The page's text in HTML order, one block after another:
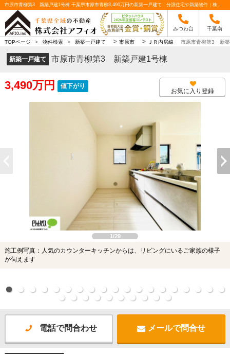
市原市青柳第3 新築戸建1号棟 千葉県市原市青柳3,490万円の新築一戸建て｜分譲住宅や新築物件｜株式会社アフィオ
みつわ台 千葉南
TOPページ > 物件検索 > 新築一戸建て > 市原市 > ＪＲ内房線 市原市青柳第3 新
新築一戸建て 市原市青柳第3 新築戸建1号棟
3,490万円 値下がり
お気に入り登録
1/29
施工例写真：人気のカウンターキッチンからは、リビングにいるご家族の様子
が伺えます
電話で問合わせ メールで問合せ